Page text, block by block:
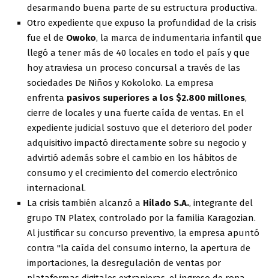
desarmando buena parte de su estructura productiva.
Otro expediente que expuso la profundidad de la crisis
fue el de Owoko, la marca de indumentaria infantil que
llegó a tener más de 40 locales en todo el país y que
hoy atraviesa un proceso concursal a través de las
sociedades De Niños y Kokoloko. La empresa
enfrenta pasivos superiores a los $2.800 millones,
cierre de locales y una fuerte caída de ventas. En el
expediente judicial sostuvo que el deterioro del poder
adquisitivo impactó directamente sobre su negocio y
advirtió además sobre el cambio en los hábitos de
consumo y el crecimiento del comercio electrónico
internacional.
La crisis también alcanzó a Hilado S.A., integrante del
grupo TN Platex, controlado por la familia Karagozian.
Al justificar su concurso preventivo, la empresa apuntó
contra "la caída del consumo interno, la apertura de
importaciones, la desregulación de ventas por